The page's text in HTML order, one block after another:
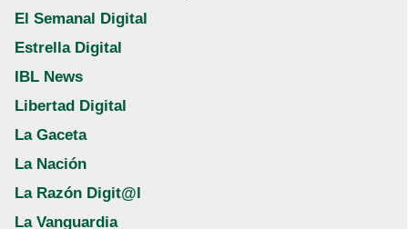
El Semanal Digital
Estrella Digital
IBL News
Libertad Digital
La Gaceta
La Nación
La Razón Digit@l
La Vanguardia